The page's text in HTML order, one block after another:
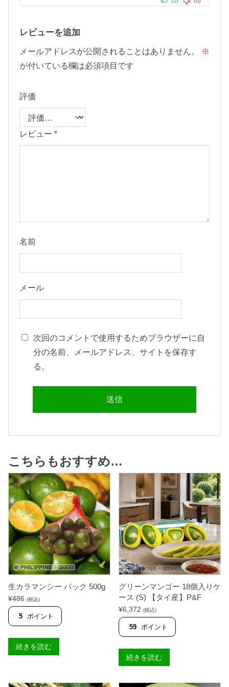
レビューを追加
メールアドレスが公開されることはありません。
※
が付いている欄は必須項目です
評価
レビュー *
名前
メール
次回のコメントで使用するためブラウザーに自
分の名前、メールアドレス、サイトを保存す
る。
こちらもおすすめ…
生カラマンシー パック 500g
¥486 (税込)
5 ポイント
続きを読む
グリーンマンゴー 18個入りケ
ース (S) 【タイ産】P&F
¥6,372 (税込)
59 ポイント
続きを読む